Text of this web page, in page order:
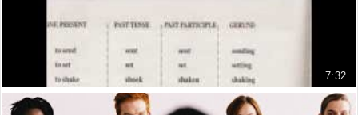
7:32
Bảng động từ bất quy tắc tiếng Anh